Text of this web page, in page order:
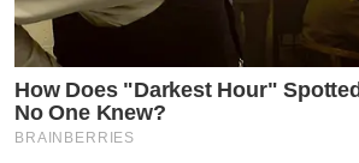
How Does "Darkest Hour"
No One Knew?
BRAINBERRIES